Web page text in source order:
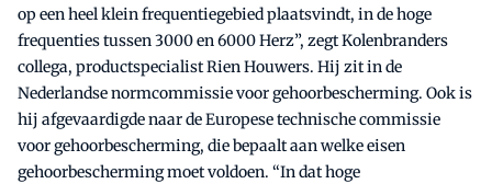
op een heel klein frequentiegebied plaatsvindt, in de hoge
frequenties tussen 3000 en 6000 Herz”, zegt Kolenbranders
collega, productspecialist Rien Houwers. Hij zit in de
Nederlandse normcommissie voor gehoorbescherming. Ook is
hij afgevaardigde naar de Europese technische commissie
voor gehoorbescherming, die bepaalt aan welke eisen
gehoorbescherming moet voldoen. “In dat hoge